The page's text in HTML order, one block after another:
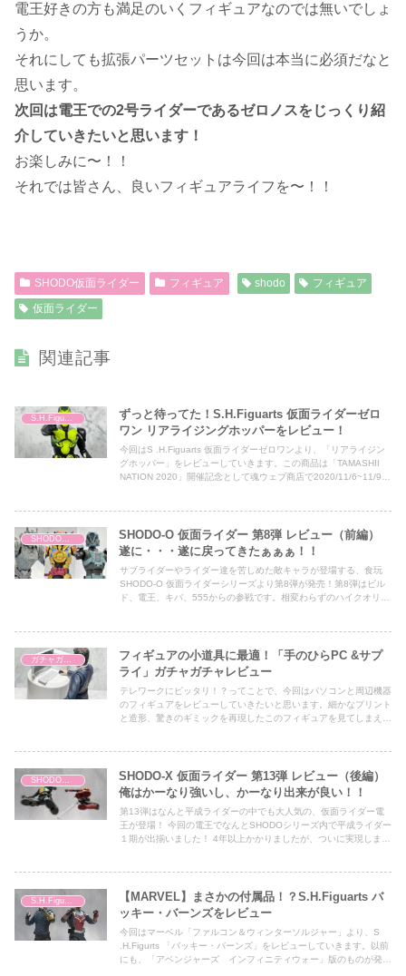
電王好きの方も満足のいくフィギュアなのでは無いでしょ
うか。
それにしても拡張パーツセットは今回は本当に必須だなと
思います。
次回は電王での2号ライダーであるゼロノスをじっくり紹
介していきたいと思います！
お楽しみに〜！！
それでは皆さん、良いフィギュアライフを〜！！
SHODO仮面ライダー フィギュア shodo
フィギュア
仮面ライダー
関連記事
S.H.Figuarts
ずっと待ってた！S.H.Figuarts 仮面ライダーゼロ
ワン リアライジングホッパーをレビュー！
今回はS .H.Figuarts 仮面ライダーゼロワンより、「リアライジン
グホッパー」をレビューしていきます。この商品は「TAMASHII
NATION 2020」開催記念として魂ウェブ商店で2020/11/6~11/9の
SHODO仮面ライダー
SHODO-O 仮面ライダー 第8弾 レビュー（前編）
遂に・・・遂に戻ってきたぁぁぁ！！
サブライダーやライダー達を苦しめた敵キャラが登場する、食玩
SHODO-O 仮面ライダーシリーズより第8弾が発売！第8弾はビル
ド、電王、キバ、555からの参戦です。相変わらずのハイクオリテ
ガチャガチャ
フィギュアの小道具に最適！「手のひらPC &サプ
ライ」ガチャガチャレビュー
テレワークにピッタリ！？ってことで、今回はパソコンと周辺機器
のフィギュアをレビューしていきたいと思います。細かなプリント
と造形、驚きのギミックを再現したこのフィギュアを見てしまえ
SHODO仮面ライダー
SHODO-X 仮面ライダー 第13弾 レビュー（後編）
俺はかーなり強いし、かーなり出来が良い！！
第13弾はなんと平成ライダーの中でも大人気の、仮面ライダー電
王が登場！ 今回の電王でなんとSHODOシリーズ内で平成ライダー
１期が出揃いました！ 4年以上かかりましたが、ついに実現しまし
S.H.Figuarts
【MARVEL】まさかの付属品！？S.H.Figuarts バ
ッキー・バーンズをレビュー
今回はマーベル「ファルコン＆ウィンターソルジャー」より、S
.H.Figurts 「バッキー・バーンズ」をレビューしていきます。以前
にも、「アベンジャーズ インフィニティウォー」版のものが発売